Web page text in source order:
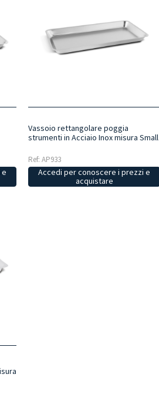
Vassoio rettangolare poggia
strumenti in Acciaio Inox misura Small
Ref: AP933
Accedi per conoscere i prezzi e
acquistare